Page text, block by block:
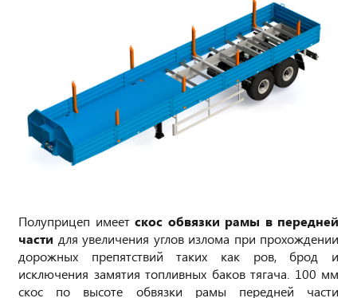
Полуприцеп имеет скос обвязки рамы в передней
части для увеличения углов излома при прохождении
дорожных препятствий таких как ров, брод и
исключения замятия топливных баков тягача. 100 мм
скос по высоте обвязки рамы передней части